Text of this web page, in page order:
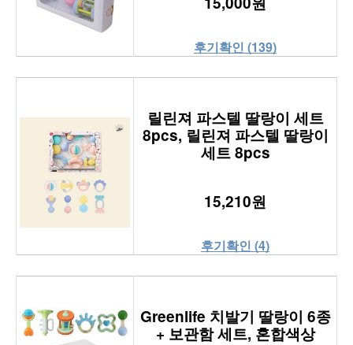
후기확인 (139)
릴린져 파스텔 딸랑이 세트
8pcs, 릴린져 파스텔 딸랑이
세트 8pcs
15,210원
후기확인 (4)
Greenlife 치발기 딸랑이 6종
+ 보관함 세트, 혼합색상